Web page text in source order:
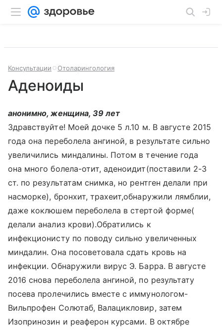
Консультации Отоларингология
Аденоиды
анонимно, женщина, 39 лет
Здравствуйте! Моей дочке 5 л.10 м. В августе 2015
года она переболела ангиной, в результате сильно
увеличились миндалины. Потом в течение года
она много болела-отит, аденоидит(поставили 2-3
ст. по результатам снимка, но рентген делали при
насморке), бронхит, трахеит,обнаружили лямблии,
даже коклюшем переболела в стертой форме(
делали анализ крови).Обратились к
инфекционисту по поводу сильно увеличенных
миндалин. Она посоветовала сдать кровь на
инфекции. Обнаружили вирус Э. Барра. В августе
2016 снова переболела ангиной, по результату
посева пролечились вместе с иммунологом-
Вильпрофен Солютаб, Валацикловир, затем
Изопринозин и реаферон курсами. В октябре